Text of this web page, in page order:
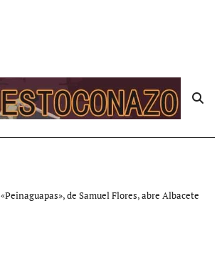
«Peinaguapas», de Samuel Flores, abre Albacete